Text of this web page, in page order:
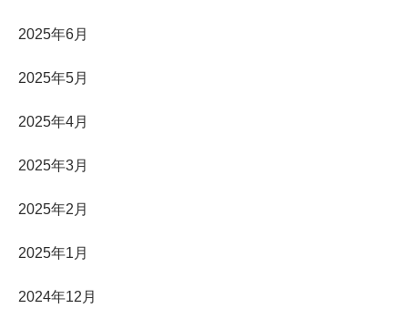
2025年6月
2025年5月
2025年4月
2025年3月
2025年2月
2025年1月
2024年12月